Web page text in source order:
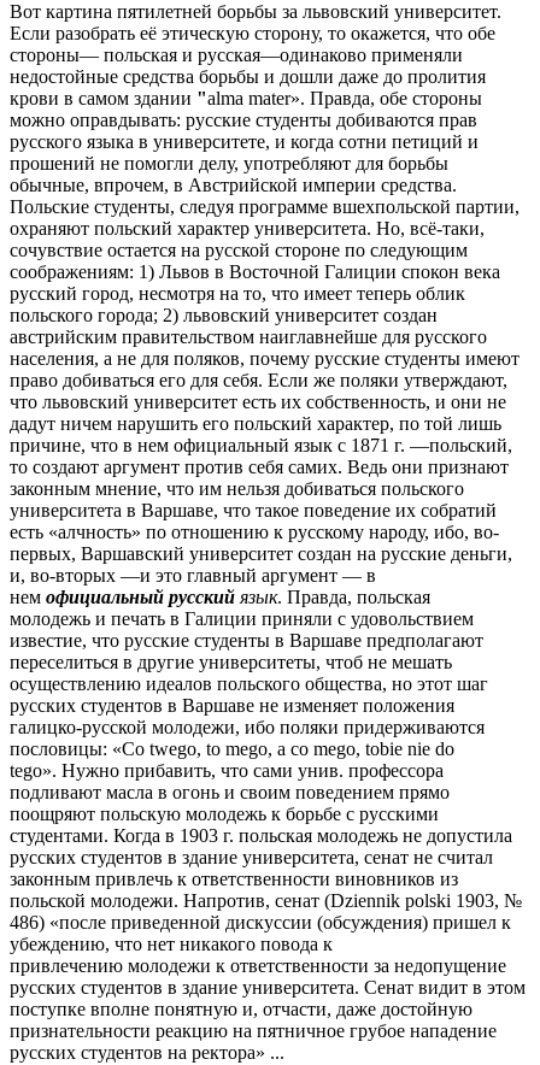
Вот картина пятилетней борьбы за львовский университет.
Если разобрать её этическую сторону, то окажется, что обе
стороны— польская и русская—одинаково применяли
недостойные средства борьбы и дошли даже до пролития
крови в самом здании "alma mater». Правда, обе стороны
можно оправдывать: русские студенты добиваются прав
русского языка в университете, и когда сотни петиций и
прошений не помогли делу, употребляют для борьбы
обычные, впрочем, в Австрийской империи средства.
Польские студенты, следуя программе вшехпольской партии,
охраняют польский характер университета. Но, всё-таки,
сочувствие остается на русской стороне по следующим
соображениям: 1) Львов в Восточной Галиции спокон века
русский город, несмотря на то, что имеет теперь облик
польского города; 2) львовский университет создан
австрийским правительством наиглавнейше для русского
населения, а не для поляков, почему русские студенты имеют
право добиваться его для себя. Если же поляки утверждают,
что львовский университет есть их собственность, и они не
дадут ничем нарушить его польский характер, по той лишь
причине, что в нем официальный язык с 1871 г. —польский,
то создают аргумент против себя самих. Ведь они признают
законным мнение, что им нельзя добиваться польского
университета в Варшаве, что такое поведение их собратий
есть «алчность» по отношению к русскому народу, ибо, во-
первых, Варшавский университет создан на русские деньги,
и, во-вторых —и это главный аргумент — в
нем официальный русский язык. Правда, польская
молодежь и печать в Галиции приняли с удовольствием
известие, что русские студенты в Варшаве предполагают
переселиться в другие университеты, чтоб не мешать
осуществлению идеалов польского общества, но этот шаг
русских студентов в Варшаве не изменяет положения
галицко-русской молодежи, ибо поляки придерживаются
пословицы: «Со twego, to mego, а со mego, tobie nie do
tego». Нужно прибавить, что сами унив. профессора
подливают масла в огонь и своим поведением прямо
поощряют польскую молодежь к борьбе с русскими
студентами. Когда в 1903 г. польская молодежь не допустила
русских студентов в здание университета, сенат не считал
законным привлечь к ответственности виновников из
польской молодежи. Напротив, сенат (Dziennik polski 1903, №
486) «после приведенной дискуссии (обсуждения) пришел к
убеждению, что нет никакого повода к
привлечению молодежи к ответственности за недопущение
русских студентов в здание университета. Сенат видит в этом
поступке вполне понятную и, отчасти, даже достойную
признательности реакцию на пятничное грубое нападение
русских студентов на ректора» ...